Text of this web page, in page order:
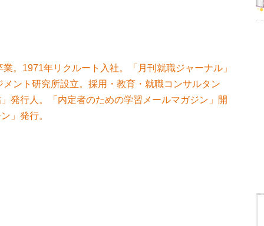
。1971年リクルート入社。「月刊就職ジャーナル」
ント研究所設立。採用・教育・就職コンサルタン
発行人。「内定者のための学習メールマガジン」開
」発行。